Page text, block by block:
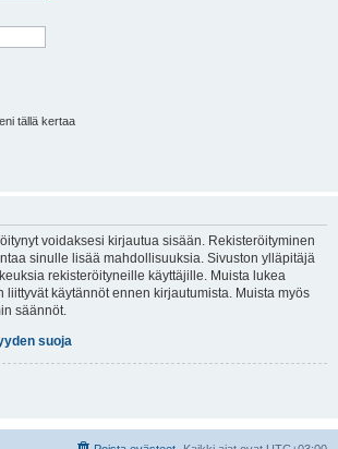
tällä kertaa
voidaksesi kirjautua sisään. Rekisteröityminen
sinulle lisää mahdollisuuksia. Sivuston ylläpitäjä
rekisteröityneille käyttäjille. Muista lukea
liittyvät käytännöt ennen kirjautumista. Muista myös
säännöt.
suoja